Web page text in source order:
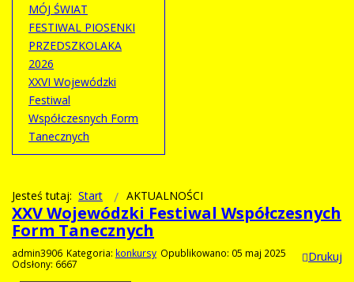
MÓJ ŚWIAT
FESTIWAL PIOSENKI
PRZEDSZKOLAKA
2026
XXVI Wojewódzki
Festiwal
Współczesnych Form
Tanecznych
Jesteś tutaj: Start AKTUALNOŚCI
XXV Wojewódzki Festiwal Współczesnych
Form Tanecznych
Drukuj
admin3906 Kategoria: konkursy Opublikowano: 05 maj 2025
Odsłony: 6667